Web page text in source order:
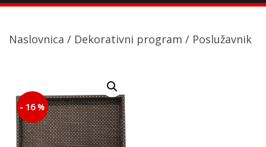
Naslovnica / Dekorativni program / Poslužavnik
- 16 %